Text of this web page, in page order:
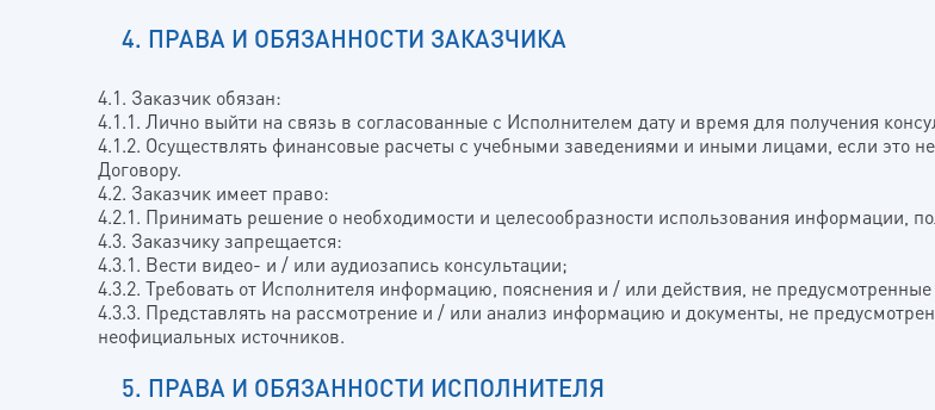
4. ПРАВА И ОБЯЗАННОСТИ ЗАКАЗЧИКА
4.1. Заказчик обязан:
4.1.1. Лично выйти на связь в согласованные с Исполнителем дату и время для получения
4.1.2. Осуществлять финансовые расчеты с учебными заведениями и иными лицами, если это
Договору.
4.2. Заказчик имеет право:
4.2.1. Принимать решение о необходимости и целесообразности использования информации,
4.3. Заказчику запрещается:
4.3.1. Вести видео- и / или аудиозапись консультации;
4.3.2. Требовать от Исполнителя информацию, пояснения и / или действия, не
4.3.3. Представлять на рассмотрение и / или анализ информацию и документы, не
неофициальных источников.
5. ПРАВА И ОБЯЗАННОСТИ ИСПОЛНИТЕЛЯ